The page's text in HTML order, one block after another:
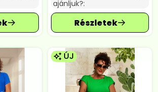
ajánljuk?:
ÚJ